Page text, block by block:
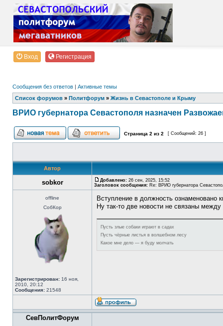
Вход Регистрация
Сообщения без ответов | Активные темы
Список форумов » Политфорум » Жизнь в Севастополе и Крыму
ВРИО губернатора Севастополя назначен
Страница 2 из 2 [ Сообщений: 26 ]
Автор
sobkor Добавлено: 26 сен, 2025, 15:52
Заголовок сообщения: Re: ВРИО губернатора
offline
СобКор
Зарегистрирован: 16 ноя,
2010, 20:12
Сообщения: 21548
Вступление в должность ознаменовано
Ну так-то две новости не связаны между
Пусть злые собаки играют в садах
Пусть чёрные листья в волшебном лесу
Какое мне дело — я буду молчать
СевПолитФорум